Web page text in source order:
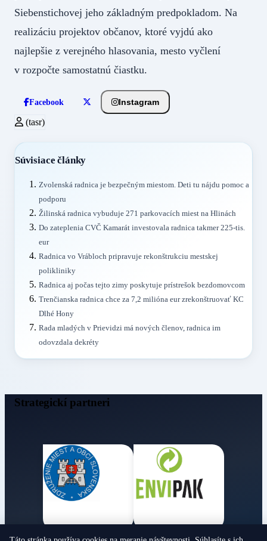
Siebenstichovej jeho základným predpokladom. Na
realizáciu projektov občanov, ktoré vyjdú ako
najlepšie z verejného hlasovania, mesto vyčlení
v rozpočte samostatnú čiastku.
Facebook Instagram
(tasr)
Súvisiace články
Zvolenská radnica je bezpečným miestom. Deti tu nájdu pomoc a
podporu
Žilinská radnica vybuduje 271 parkovacích miest na Hlinách
Do zateplenia CVČ Kamarát investovala radnica takmer 225-tis.
eur
Radnica vo Vrábloch pripravuje rekonštrukciu mestskej
polikliniky
Radnica aj počas tejto zimy poskytuje prístrešok bezdomovcom
Trenčianska radnica chce za 7,2 milióna eur zrekonštruovať KC
Dlhé Hony
Rada mladých v Prievidzi má nových členov, radnica im
odovzdala dekréty
Strategickí partneri